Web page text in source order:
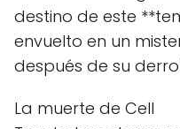
destino de este
envuelto en un
después de su
La muerte de Cell